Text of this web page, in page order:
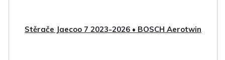
Stěrače Jaecoo 7 2023-2026 • BOSCH Aerotwin